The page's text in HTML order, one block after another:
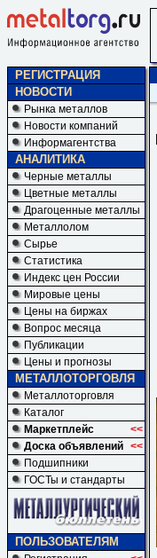
РЕГИСТРАЦИЯ
НОВОСТИ
Рынка металлов
Новости компаний
Информагентства
АНАЛИТИКА
Черные металлы
Цветные металлы
Драгоценные металлы
Металлолом
Сырье
Статистика
Индекс цен России
Мировые цены
Цены на биржах
Вопрос месяца
Публикации
Цены и прогнозы
МЕТАЛЛОТОРГОВЛЯ
Металлоторговля
Каталог
Маркетплейс
<<
Доска объявлений <<
Подшипники
ГОСТы и стандарты
ПОЛЬЗОВАТЕЛЯМ